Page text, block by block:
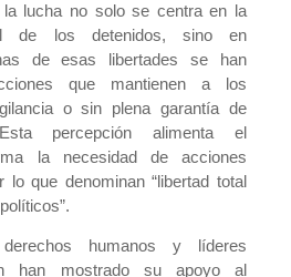
la lucha no solo se centra en la
de los detenidos, sino en
de esas libertades se han
que mantienen a los
o sin plena garantía de
percepción alimenta el
la necesidad de acciones
lo que denominan “libertad total
humanos y líderes
han mostrado su apoyo al